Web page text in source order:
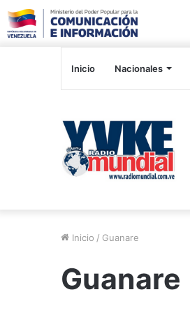
Inicio Nacionales
Inicio / Guanare
Guanare